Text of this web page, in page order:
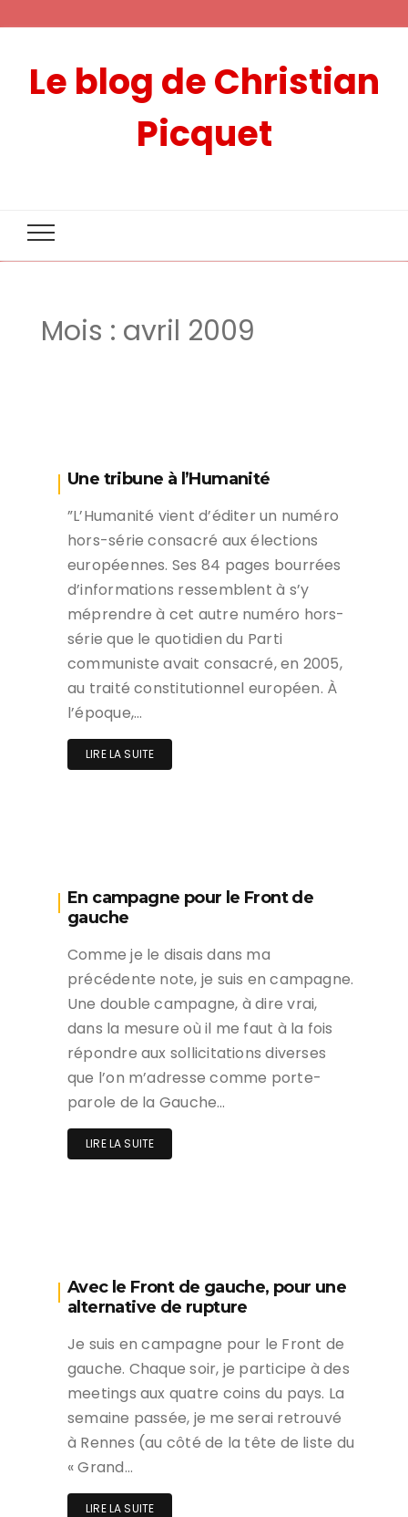
Le blog de Christian
Picquet
Mois : avril 2009
Une tribune à l’Humanité
”L’Humanité vient d’éditer un numéro
hors-série consacré aux élections
européennes. Ses 84 pages bourrées
d’informations ressemblent à s’y
méprendre à cet autre numéro hors-
série que le quotidien du Parti
communiste avait consacré, en 2005,
au traité constitutionnel européen. À
l’époque,…
LIRE LA SUITE
En campagne pour le Front de
gauche
Comme je le disais dans ma
précédente note, je suis en campagne.
Une double campagne, à dire vrai,
dans la mesure où il me faut à la fois
répondre aux sollicitations diverses
que l’on m’adresse comme porte-
parole de la Gauche…
LIRE LA SUITE
Avec le Front de gauche, pour une
alternative de rupture
Je suis en campagne pour le Front de
gauche. Chaque soir, je participe à des
meetings aux quatre coins du pays. La
semaine passée, je me serai retrouvé
à Rennes (au côté de la tête de liste du
« Grand…
LIRE LA SUITE